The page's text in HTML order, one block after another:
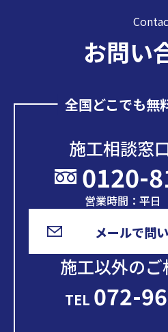
お問い
全国どこでも無
施工相談窓
0120-
営業時間：平
メールで問
施工以外のご
TEL 072-